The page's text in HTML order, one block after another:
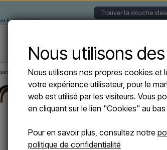
livraison en Corse)
Trouver la douche
autoportantes Sined CHIA ORO ROSA - Douche
OFFRES -10%
Nous utilisons
Nous utilisons nos propres cookies et
votre expérience utilisateur, pour le
web est utilisé par les visiteurs. Vous
en cliquant sur le lien "Cookies" au
Pour en savoir plus, consultez notre
politique de confidentialité